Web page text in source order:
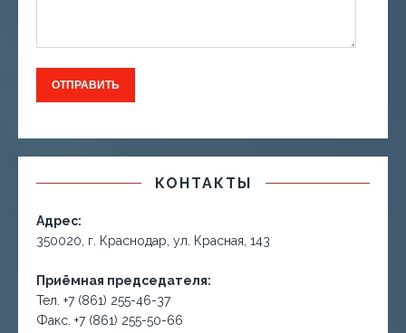
КОНТАКТЫ
Адрес:
350020, г. Краснодар, ул. Красная, 143
Приёмная председателя:
Тел. +7 (861) 255-46-37
Факс. +7 (861) 255-50-66